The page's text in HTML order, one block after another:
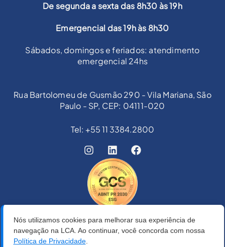
De segunda a sexta das 8h30 às 19h
Emergencial das 19h às 8h30
Sábados, domingos e feriados: atendimento
emergencial 24hs
Rua Bartolomeu de Gusmão 290 - Vila Mariana, São
Paulo - SP, CEP: 04111-020
Tel: +55 11 3384.2800
Nós utilizamos cookies para melhorar sua experiência de
navegação na LCA. Ao continuar, você concorda com nossa
Política de Privacidade.